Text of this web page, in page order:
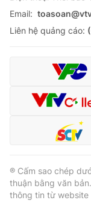
Email:
Liên hệ quảng cáo:
® Cấm sao chép
thuận bằng văn
thông tin từ website